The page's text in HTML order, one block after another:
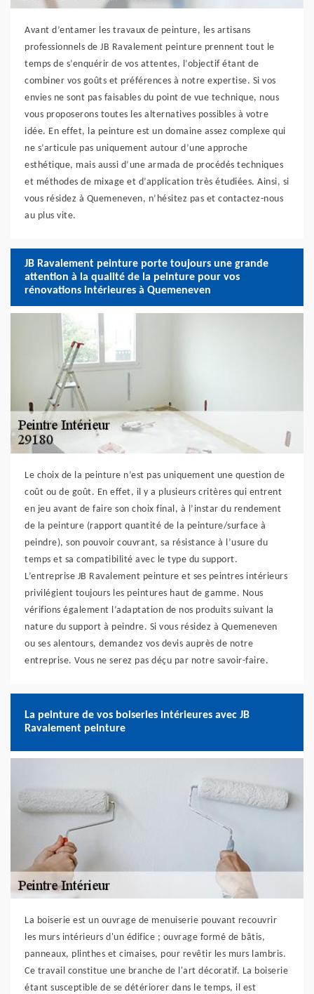
Avant d’entamer les travaux de peinture, les artisans
professionnels de JB Ravalement peinture prennent tout le
temps de s’enquérir de vos attentes, l’objectif étant de
combiner vos goûts et préférences à notre expertise. Si vos
envies ne sont pas faisables du point de vue technique, nous
vous proposerons toutes les alternatives possibles à votre
idée. En effet, la peinture est un domaine assez complexe qui
ne s’articule pas uniquement autour d’une approche
esthétique, mais aussi d’une armada de procédés techniques
et méthodes de mixage et d’application très étudiées. Ainsi, si
vous résidez à Quemeneven, n’hésitez pas et contactez-nous
au plus vite.
JB Ravalement peinture porte toujours une grande
attention à la qualité de la peinture pour vos
rénovations intérieures à Quemeneven
Le choix de la peinture n’est pas uniquement une question de
coût ou de goût. En effet, il y a plusieurs critères qui entrent
en jeu avant de faire son choix final, à l’instar du rendement
de la peinture (rapport quantité de la peinture/surface à
peindre), son pouvoir couvrant, sa résistance à l’usure du
temps et sa compatibilité avec le type du support.
L’entreprise JB Ravalement peinture et ses peintres intérieurs
privilégient toujours les peintures haut de gamme. Nous
vérifions également l’adaptation de nos produits suivant la
nature du support à peindre. Si vous résidez à Quemeneven
ou ses alentours, demandez vos devis auprès de notre
entreprise. Vous ne serez pas déçu par notre savoir-faire.
La peinture de vos boiseries intérieures avec JB
Ravalement peinture
La boiserie est un ouvrage de menuiserie pouvant recouvrir
les murs intérieurs d'un édifice ; ouvrage formé de bâtis,
panneaux, plinthes et cimaises, pour revêtir les murs lambris.
Ce travail constitue une branche de l'art décoratif. La boiserie
étant susceptible de se détériorer dans le temps, il est